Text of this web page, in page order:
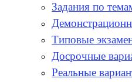
Задания по
Типовые
Досрочные
Реальные